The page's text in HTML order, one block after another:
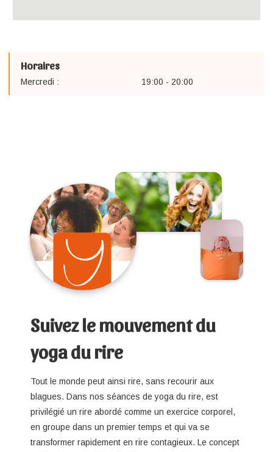
Horaires
Mercredi : 19:00 - 20:00
Suivez le mouvement du
yoga du rire
Tout le monde peut ainsi rire, sans recourir aux
blagues. Dans nos séances de yoga du rire, est
privilégié un rire abordé comme un exercice corporel,
en groupe dans un premier temps et qui va se
transformer rapidement en rire contagieux. Le concept